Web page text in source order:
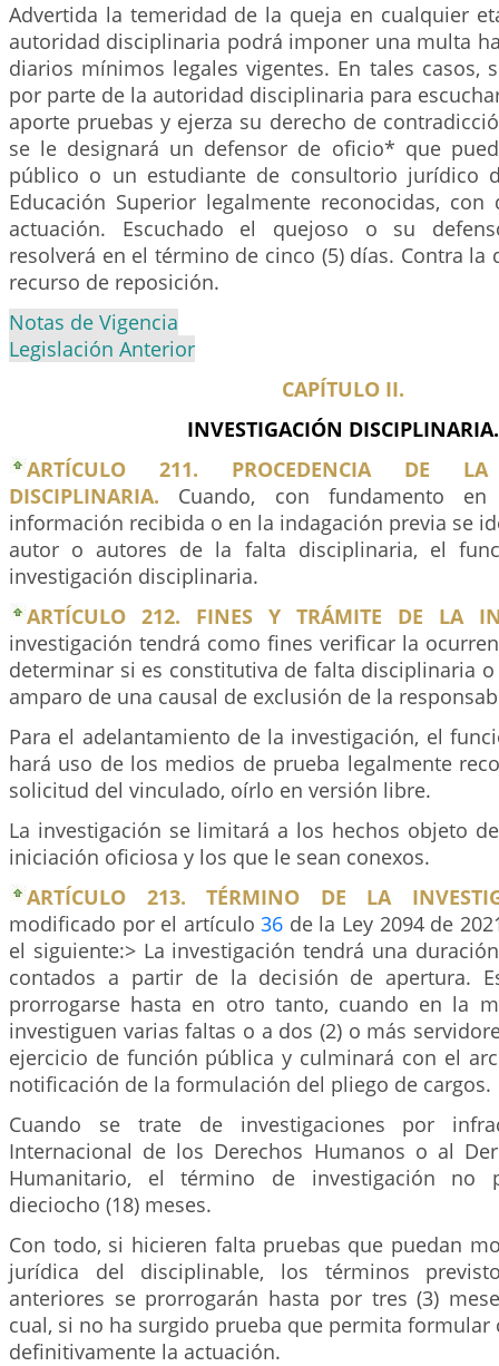
Advertida la temeridad de la queja en cualquier
autoridad disciplinaria podrá imponer una multa
diarios mínimos legales vigentes. En tales casos,
por parte de la autoridad disciplinaria para
aporte pruebas y ejerza su derecho de
se le designará un defensor de oficio* que
público o un estudiante de consultorio jurídico
Educación Superior legalmente reconocidas,
actuación. Escuchado el quejoso o su
resolverá en el término de cinco (5) días. Contra la
recurso de reposición.
Notas de Vigencia
Legislación Anterior
CAPÍTULO II.
INVESTIGACIÓN DISCIPLINARIA.
ARTÍCULO 211. PROCEDENCIA DE LA
DISCIPLINARIA. Cuando, con fundamento
información recibida o en la indagación previa se
autor o autores de la falta disciplinaria, el
investigación disciplinaria.
ARTÍCULO 212. FINES Y TRÁMITE DE LA
investigación tendrá como fines verificar la
determinar si es constitutiva de falta disciplinaria
amparo de una causal de exclusión de la
Para el adelantamiento de la investigación, el
hará uso de los medios de prueba legalmente
solicitud del vinculado, oírlo en versión libre.
La investigación se limitará a los hechos objeto
iniciación oficiosa y los que le sean conexos.
ARTÍCULO 213. TÉRMINO DE LA
modificado por el artículo36 de la Ley 2094 de
el siguiente:> La investigación tendrá una
contados a partir de la decisión de apertura.
prorrogarse hasta en otro tanto, cuando en la
investiguen varias faltas o a dos (2) o más
ejercicio de función pública y culminará con el
notificación de la formulación del pliego de cargos.
Cuando se trate de investigaciones por
Internacional de los Derechos Humanos o al
Humanitario, el término de investigación no
dieciocho (18) meses.
Con todo, si hicieren falta pruebas que puedan
jurídica del disciplinable, los términos
anteriores se prorrogarán hasta por tres (3)
cual, si no ha surgido prueba que permita formular
definitivamente la actuación.